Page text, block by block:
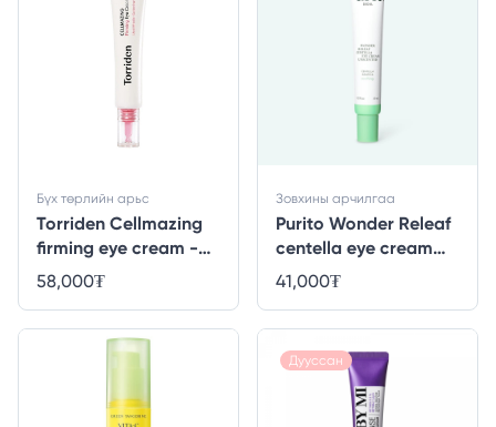
Torriden Cellmazing
firming eye cream -
30ml
Бүх төрлийн арьс
58,000₮
Purito Wonder Releaf
centella eye cream
unscented - 30ml
Зовхины арчилгаа
41,000₮
Дууссан